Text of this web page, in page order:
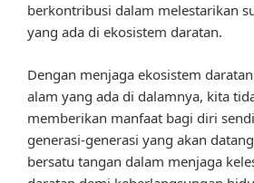
berkontribusi dalam melestarikan
yang ada di ekosistem daratan.
Dengan menjaga ekosistem
alam yang ada di dalamnya, kita
memberikan manfaat bagi diri
generasi-generasi yang akan
bersatu tangan dalam menjaga